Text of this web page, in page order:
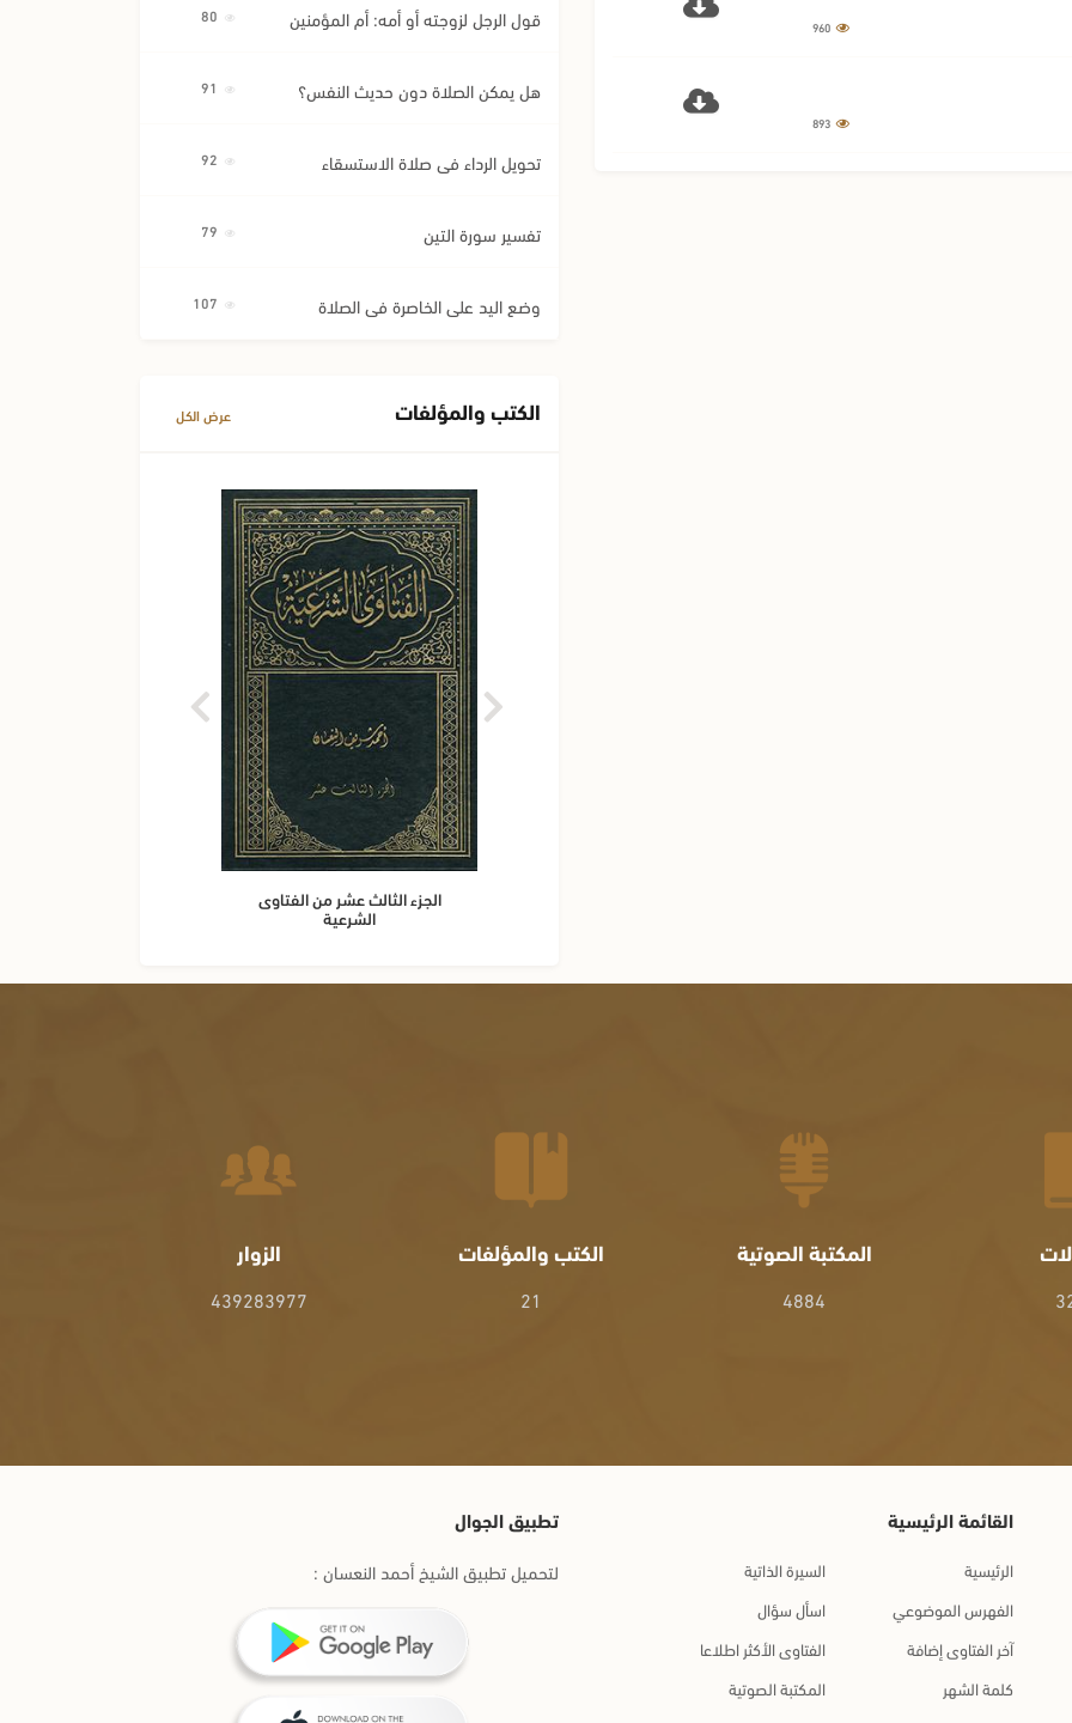
قول الرجل لزوجته أو أمه: أم المؤمنين
هل يمكن الصلاة دون حديث النفس؟
تحويل الرداء في صلاة الاستسقاء
تفسير سورة التين
وضع اليد على الخاصرة في الصلاة
الكتب والمؤلفات عرض الكل
الجزء الثالث عشر من الفتاوى
الشرعية
المكتبة الصوتية
4884
الكتب والمؤلفات
21
الزوار
439283977
القائمة الرئيسية
الرئيسية
السيرة الذاتية
الفهرس الموضوعي
اسأل سؤال
آخر الفتاوى إضافة
الفتاوى الأكثر اطلاعا
كلمة الشهر
المكتبة الصوتية
تطبيق الجوال
لتحميل تطبيق الشيخ أحمد النعسان :